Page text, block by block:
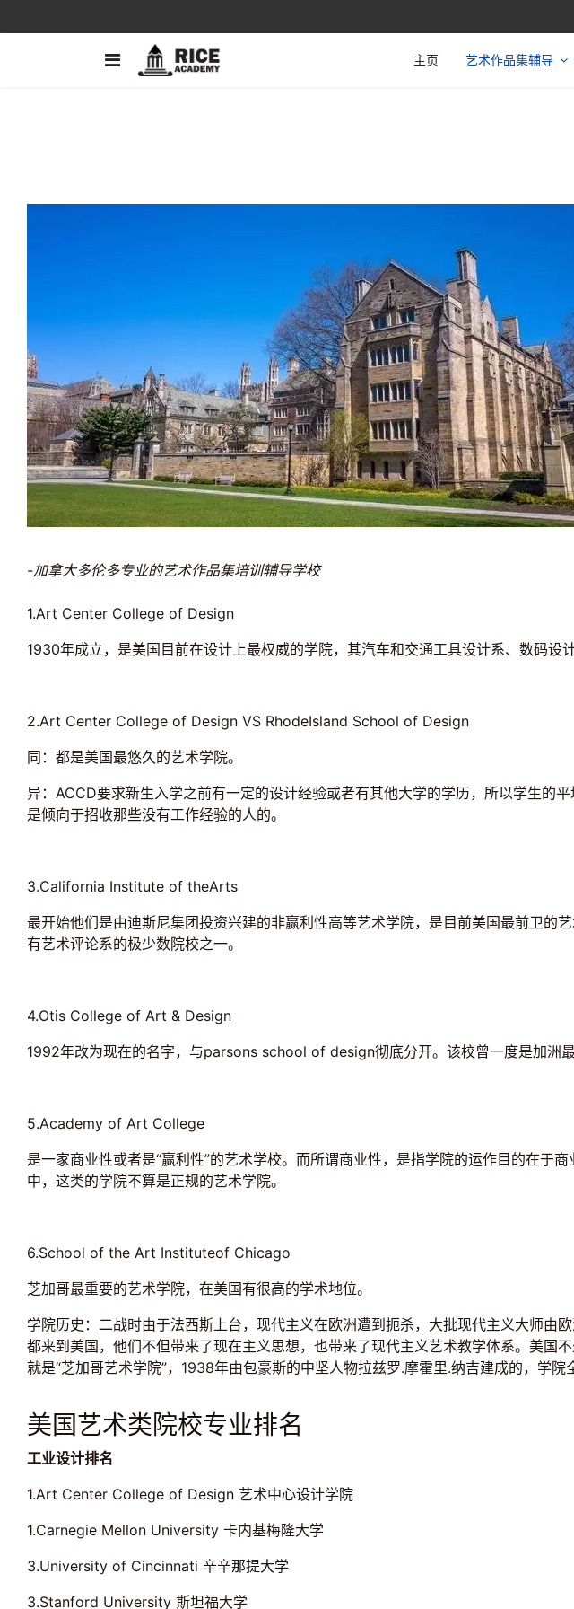
主页 艺术作品集辅导
-加拿大多伦多专业的艺术作品集培训辅导学校
1.Art Center College of Design
1930年成立，是美国目前在设计上最权威的学院，其汽车和交通工具设计系、数码设
2.Art Center College of Design VS RhodeIsland School of Design
同：都是美国最悠久的艺术学院。
异：ACCD要求新生入学之前有一定的设计经验或者有其他大学的学历，所以学生的
是倾向于招收那些没有工作经验的人的。
3.California Institute of theArts
最开始他们是由迪斯尼集团投资兴建的非赢利性高等艺术学院，是目前美国最前卫的
有艺术评论系的极少数院校之一。
4.Otis College of Art & Design
1992年改为现在的名字，与parsons school of design彻底分开。该校曾一度是加洲
5.Academy of Art College
是一家商业性或者是“赢利性”的艺术学校。而所谓商业性，是指学院的运作目的在于
中，这类的学院不算是正规的艺术学院。
6.School of the Art Instituteof Chicago
芝加哥最重要的艺术学院，在美国有很高的学术地位。
学院历史：二战时由于法西斯上台，现代主义在欧洲遭到扼杀，大批现代主义大师
都来到美国，他们不但带来了现在主义思想，也带来了现代主义艺术教学体系。美国
就是“芝加哥艺术学院”，1938年由包豪斯的中坚人物拉兹罗.摩霍里.纳吉建成的，学
美国艺术类院校专业排名
工业设计排名
1.Art Center College of Design 艺术中心设计学院
1.Carnegie Mellon University 卡内基梅隆大学
3.University of Cincinnati 辛辛那提大学
3.Stanford University 斯坦福大学